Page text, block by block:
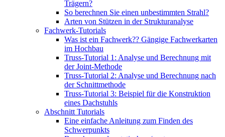
Trägern?
So berechnen Sie einen unbestimmten Strahl?
Arten von Stützen in der Strukturanalyse
Fachwerk-Tutorials
Was ist ein Fachwerk?? Gängige Fachwerkarten
im Hochbau
Truss-Tutorial 1: Analyse und Berechnung mit
der Joint-Methode
Truss-Tutorial 2: Analyse und Berechnung nach
der Schnittmethode
Truss-Tutorial 3: Beispiel für die Konstruktion
eines Dachstuhls
Abschnitt Tutorials
Eine einfache Anleitung zum Finden des
Schwerpunkts